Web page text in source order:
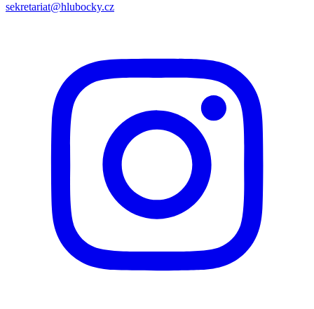
sekretariat@hlubocky.cz